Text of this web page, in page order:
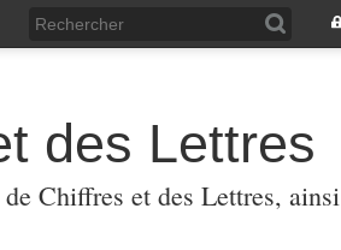
des Lettres
Chiffres et des Lettres, ainsi